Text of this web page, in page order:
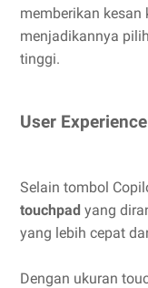
memberikan
menjadikannya
tinggi.
User
Selain tombol
touchpad yang
yang lebih cepat
Dengan ukuran